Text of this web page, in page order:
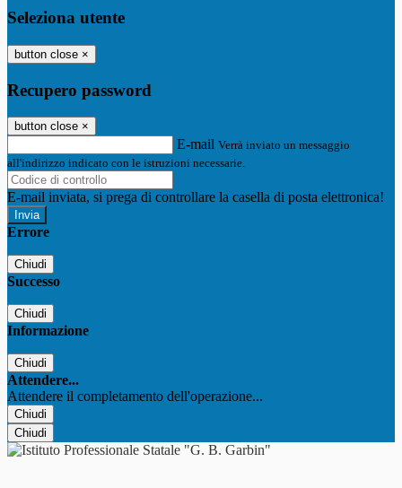
Seleziona utente
button close ×
Recupero password
button close ×
E-mail Verrà inviato un messaggio
all'indirizzo indicato con le istruzioni necessarie.
E-mail inviata, si prega di controllare la casella di posta elettronica!
Errore
Chiudi
Successo
Chiudi
Informazione
Chiudi
Attendere...
Attendere il completamento dell'operazione...
Chiudi
Chiudi